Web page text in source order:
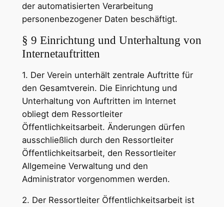
der automatisierten Verarbeitung
personenbezogener Daten beschäftigt.
§ 9 Einrichtung und Unterhaltung von
Internetauftritten
1. Der Verein unterhält zentrale Auftritte für
den Gesamtverein. Die Einrichtung und
Unterhaltung von Auftritten im Internet
obliegt dem Ressortleiter
Öffentlichkeitsarbeit. Änderungen dürfen
ausschließlich durch den Ressortleiter
Öffentlichkeitsarbeit, den Ressortleiter
Allgemeine Verwaltung und den
Administrator vorgenommen werden.
2. Der Ressortleiter Öffentlichkeitsarbeit ist